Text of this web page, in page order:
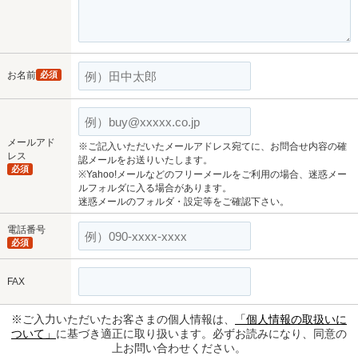
お名前 必須
メールアド
レス
必須
※ご記入いただいたメールアドレス宛てに、お問合せ内容の確
認メールをお送りいたします。
※Yahoo!メールなどのフリーメールをご利用の場合、迷惑メー
ルフォルダに入る場合があります。
迷惑メールのフォルダ・設定等をご確認下さい。
電話番号
必須
FAX
※ご入力いただいたお客さまの個人情報は、
「個人情報の取扱いに
ついて」 に基づき適正に取り扱います。必ずお読みになり、同意の
上お問い合わせください。